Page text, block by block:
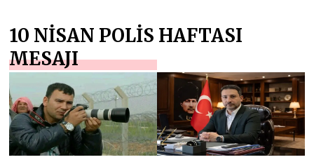
10 NİSAN POLİS HAFTASI
MESAJI